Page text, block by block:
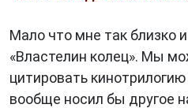
ее важным элементом
инфраструктуры, без
мир был бы немыслим.
Мало что мне так близко
«Властелин колец». Мы
цитировать
вообще носил бы другое